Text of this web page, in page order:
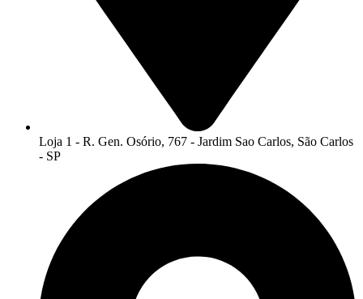
Loja 1 - R. Gen. Osório, 767 - Jardim Sao Carlos, São Carlos
- SP